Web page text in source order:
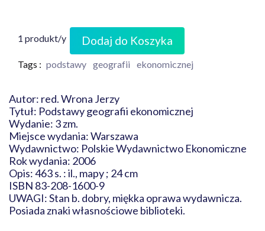
1 produkt/y Dodaj do Koszyka
Tags : podstawy geografii ekonomicznej
Autor: red. Wrona Jerzy
Tytuł: Podstawy geografii ekonomicznej
Wydanie: 3 zm.
Miejsce wydania: Warszawa
Wydawnictwo: Polskie Wydawnictwo Ekonomiczne
Rok wydania: 2006
Opis: 463 s. : il., mapy ; 24 cm
ISBN 83-208-1600-9
UWAGI: Stan b. dobry, miękka oprawa wydawnicza.
Posiada znaki własnościowe biblioteki.